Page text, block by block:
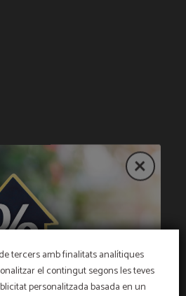
tercers amb finalitats analítiques
el contingut segons les teves
personalitzada basada en un